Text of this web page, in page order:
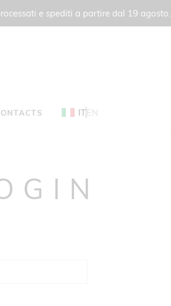
e spediti a partire dal 19 agosto.
ITEN